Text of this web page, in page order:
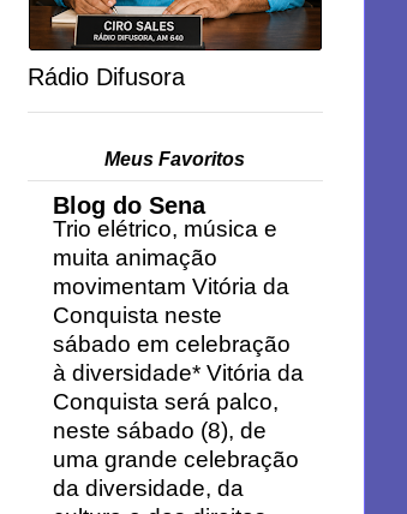
Rádio Difusora
Meus Favoritos
Blog do Sena
Trio elétrico, música e
muita animação
movimentam Vitória da
Conquista neste
sábado em celebração
à diversidade* Vitória da
Conquista será palco,
neste sábado (8), de
uma grande celebração
da diversidade, da